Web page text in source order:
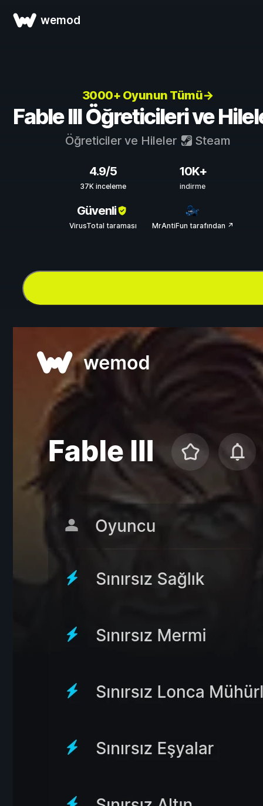
wemod
3000+ Oyunun Tümü→
Fable III Öğreticileri ve
Öğreticiler ve Hileler Steam
4.9/5
37K inceleme
10K+
indirme
Güvenli
VirusTotal taraması MrAntiFun tarafından ↗